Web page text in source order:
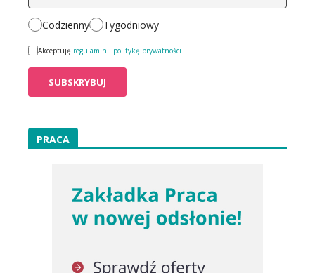
Codzienny Tygodniowy
Akceptuję regulamin i politykę prywatności
PRACA